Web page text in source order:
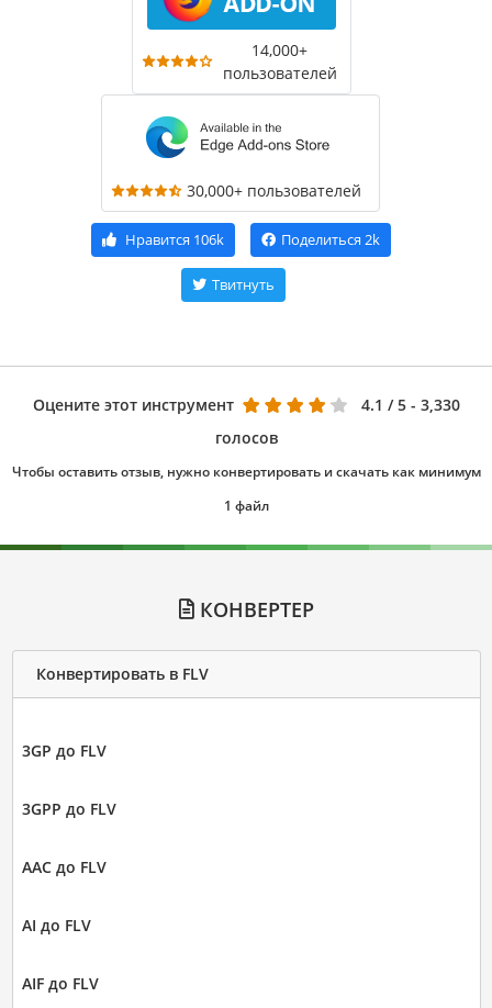
14,000+
пользователей
30,000+ пользователей
Нравится 106k Поделиться 2k
Твитнуть
Оцените этот инструмент 4.1 / 5 - 3,330
голосов
Чтобы оставить отзыв, нужно конвертировать и скачать как минимум
1 файл
КОНВЕРТЕР
Конвертировать в FLV
3GP до FLV
3GPP до FLV
AAC до FLV
AI до FLV
AIF до FLV